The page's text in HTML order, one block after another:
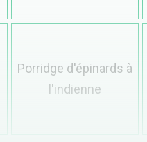
Porridge d'épinards à
l'indienne